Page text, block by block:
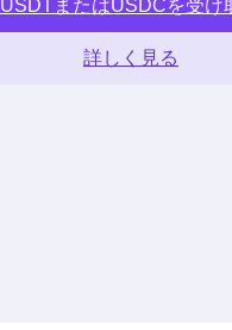
USDTまたはUSDCを受け
詳しく見る